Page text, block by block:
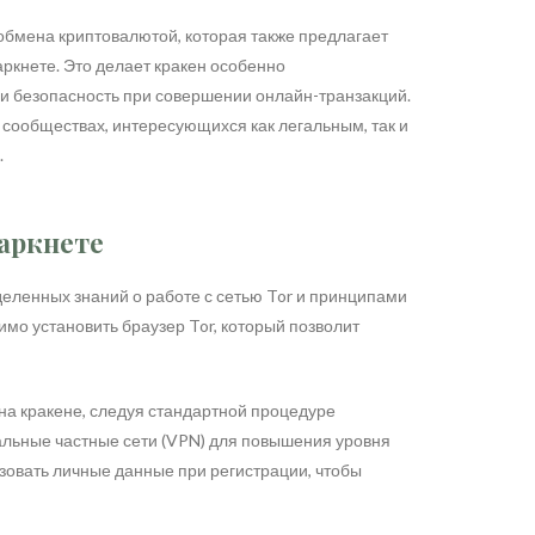
криптовалютой, которая также предлагает
Это делает кракен особенно
безопасность при совершении онлайн-транзакций.
интересующихся как легальным, так и
знаний о работе с сетью Tor и принципами
установить браузер Tor, который позволит
кракене, следуя стандартной процедуре
частные сети (VPN) для повышения уровня
личные данные при регистрации, чтобы